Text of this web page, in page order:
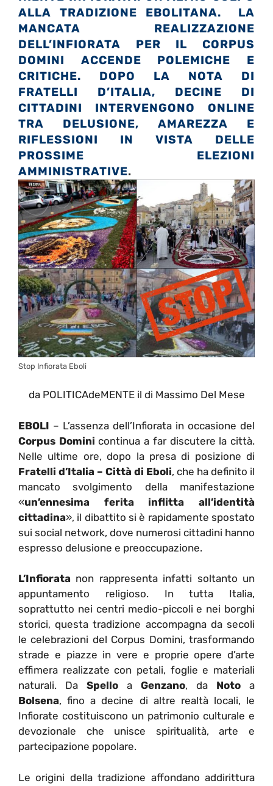
ALLA TRADIZIONE EBOLITANA. LA
MANCATA REALIZZAZIONE
DELL’INFIORATA PER IL CORPUS
DOMINI ACCENDE POLEMICHE E
CRITICHE. DOPO LA NOTA DI
FRATELLI D’ITALIA, DECINE DI
CITTADINI INTERVENGONO ONLINE
TRA DELUSIONE, AMAREZZA E
RIFLESSIONI IN VISTA DELLE
PROSSIME ELEZIONI
AMMINISTRATIVE.
Stop Infiorata Eboli
da POLITICAdeMENTE il di Massimo Del Mese
EBOLI – L’assenza dell’Infiorata in occasione del
Corpus Domini continua a far discutere la città.
Nelle ultime ore, dopo la presa di posizione di
Fratelli d’Italia – Città di Eboli, che ha definito il
mancato svolgimento della manifestazione
«un’ennesima ferita inflitta all’identità
cittadina», il dibattito si è rapidamente spostato
sui social network, dove numerosi cittadini hanno
espresso delusione e preoccupazione.
L’Infiorata non rappresenta infatti soltanto un
appuntamento religioso. In tutta Italia,
soprattutto nei centri medio-piccoli e nei borghi
storici, questa tradizione accompagna da secoli
le celebrazioni del Corpus Domini, trasformando
strade e piazze in vere e proprie opere d’arte
effimera realizzate con petali, foglie e materiali
naturali. Da Spello a Genzano, da Noto a
Bolsena, fino a decine di altre realtà locali, le
Infiorate costituiscono un patrimonio culturale e
devozionale che unisce spiritualità, arte e
partecipazione popolare.
Le origini della tradizione affondano addirittura